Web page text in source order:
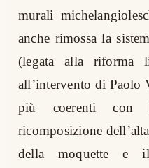
murali
anche rimossa la
(legata alla riforma
all’intervento di
più coerenti con
ricomposizione
della moquette e